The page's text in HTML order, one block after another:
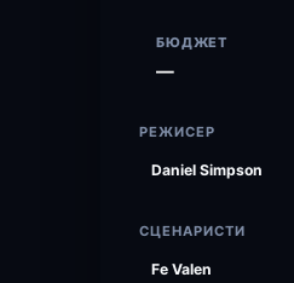
БЮДЖЕТ
—
РЕЖИСЕР
Daniel Simpson
СЦЕНАРИСТИ
Fe Valen